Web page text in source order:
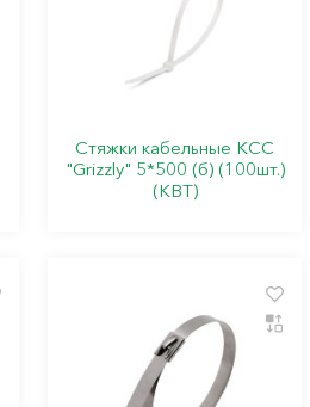
Стяжки кабельные КСС
"Grizzly" 5*500 (б) (100шт.)
(КВТ)